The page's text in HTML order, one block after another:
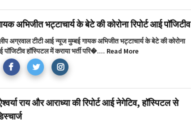
अभिजीत भट्टाचार्य के बेटे की कोरोना रिपोर्ट आई पॉजिटीव
अग्रवाल टीटी आई न्यूज मुम्बई गायक अभिजीत भट्टाचार्य के बेटे की कोरोना
पॉजिटीव हॉस्पिटल में कराया भर्ती परि�.... Read More
राय और आराध्या की रिपोर्ट आई नेगेटिव, हॉस्पिटल से